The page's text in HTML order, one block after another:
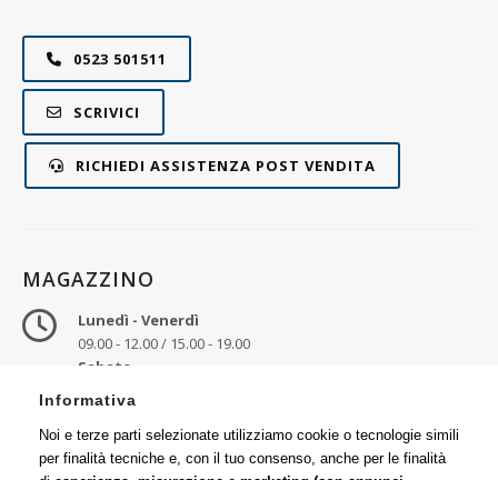
0523 501511
SCRIVICI
RICHIEDI ASSISTENZA POST VENDITA
MAGAZZINO
Lunedì - Venerdì
09.00 - 12.00 / 15.00 - 19.00
Sabato
09.00 - 12.30
Ritiro merce
Via Emilia, 25
Informativa
Noi e terze parti selezionate utilizziamo cookie o tecnologie simili
per finalità tecniche e, con il tuo consenso, anche per le finalità